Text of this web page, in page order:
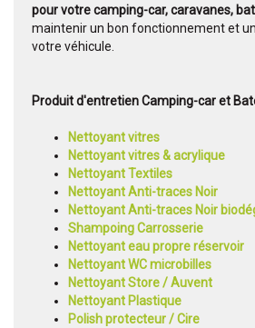
pour votre camping-car, caravanes,
maintenir un bon fonctionnement et
votre véhicule.
Produit d'entretien Camping-car et
Nettoyant vitres
Nettoyant vitres & acrylique
Nettoyant Textiles
Nettoyant Anti-traces Noir
Nettoyant Anti-traces Noir
Shampoing Carrosserie
Nettoyant eau propre réservoir
Nettoyant WC microbilles
Nettoyant Store / Auvent
Nettoyant Plastique
Polish protecteur / Cire